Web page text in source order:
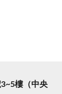
樓（中央